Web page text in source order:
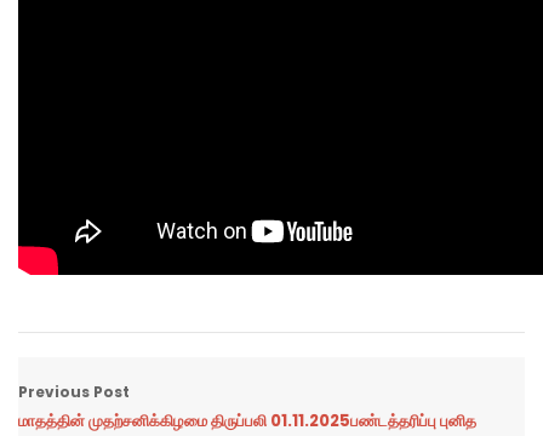
Previous Post
மாதத்தின் முதற்சனிக்கிழமை திருப்பலி 01.11.2025பண்டத்தரிப்பு புனித